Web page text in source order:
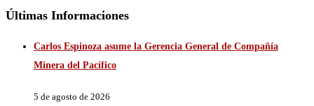
Últimas Informaciones
Carlos Espinoza asume la Gerencia General de Compañía
Minera del Pacífico
5 de agosto de 2026